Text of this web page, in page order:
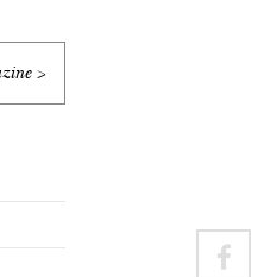
>